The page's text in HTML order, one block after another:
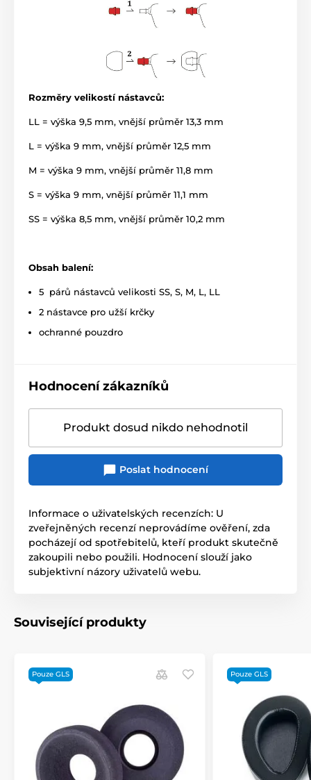
Rozměry velikostí nástavců:
LL = výška 9,5 mm, vnější průměr 13,3 mm
L = výška 9 mm, vnější průměr 12,5 mm
M = výška 9 mm, vnější průměr 11,8 mm
S = výška 9 mm, vnější průměr 11,1 mm
SS = výška 8,5 mm, vnější průměr 10,2 mm
Obsah balení:
5 párů nástavců velikosti SS, S, M, L, LL
2 nástavce pro užší krčky
ochranné pouzdro
Hodnocení zákazníků
Produkt dosud nikdo nehodnotil
Poslat hodnocení
Informace o uživatelských recenzích: U
zveřejněných recenzí neprovádíme ověření, zda
pocházejí od spotřebitelů, kteří produkt skutečně
zakoupili nebo použili. Hodnocení slouží jako
subjektivní názory uživatelů webu.
Související produkty
Pouze GLS Pouze GLS